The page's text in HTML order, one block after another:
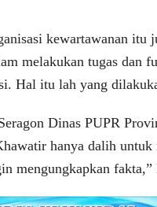
kewartawanan itu
melakukan tugas dan
Hal itu lah yang
Dinas PUPR
hanya dalih untuk
mengungkapkan fakta,”